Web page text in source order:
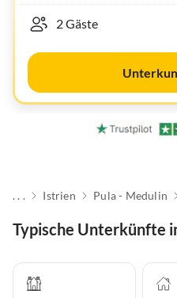
. . . Istrien Pula - Medulin
Typische Unterkünfte